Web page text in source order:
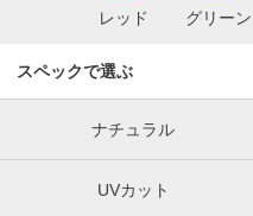
レッド グリーン
スペックで選ぶ
ナチュラル
UVカット